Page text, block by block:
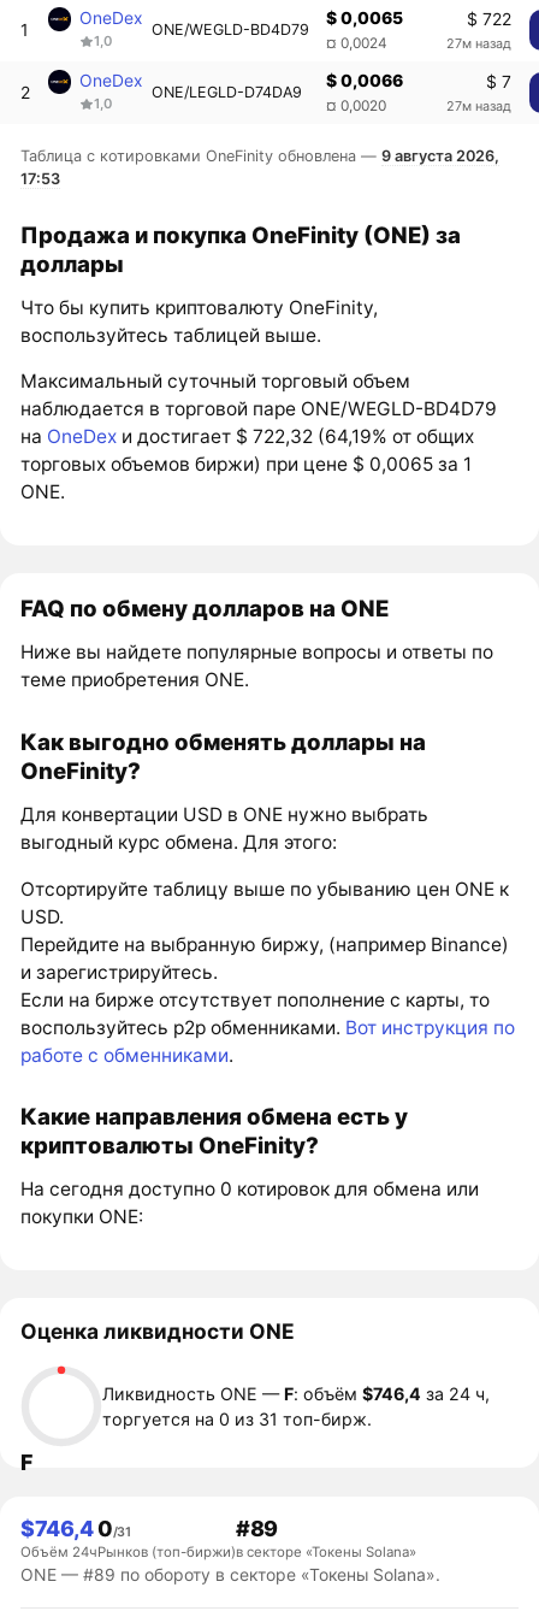
1
OneDex
1,0
ONE/WEGLD-BD4D79
$ 0,0065
¤ 0,0024
$ 722
27м назад
2
OneDex
1,0
ONE/LEGLD-D74DA9
$ 0,0066
¤ 0,0020
$ 7
27м назад
Таблица с котировками OneFinity обновлена —9 августа 2026,
17:53
Продажа и покупка OneFinity (ONE) за
доллары
Что бы купить криптовалюту OneFinity,
воспользуйтесь таблицей выше.
Максимальный суточный торговый объем
наблюдается в торговой паре ONE/WEGLD-BD4D79
на OneDex и достигает $ 722,32 (64,19% от общих
торговых объемов биржи) при цене $ 0,0065 за 1
ONE.
FAQ по обмену долларов на ONE
Ниже вы найдете популярные вопросы и ответы по
теме приобретения ONE.
Как выгодно обменять доллары на
OneFinity?
Для конвертации USD в ONE нужно выбрать
выгодный курс обмена. Для этого:
Отсортируйте таблицу выше по убыванию цен ONE к
USD.
Перейдите на выбранную биржу, (например Binance)
и зарегистрируйтесь.
Если на бирже отсутствует пополнение с карты, то
воспользуйтесь p2p обменниками. Вот инструкция по
работе с обменниками.
Какие направления обмена есть у
криптовалюты OneFinity?
На сегодня доступно 0 котировок для обмена или
покупки ONE:
Оценка ликвидности ONE
F
Ликвидность ONE —F: объём$746,4 за 24 ч,
торгуется на 0 из 31 топ-бирж.
$746,4
Объём 24ч
0/31
Рынков (топ-биржи)
#89
в секторе «Токены Solana»
ONE — #89 по обороту в секторе «Токены Solana».